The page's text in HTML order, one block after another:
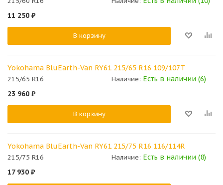
11 250 ₽
В корзину
Yokohama BluEarth-Van RY61 215/65 R16 109/107T
215/65 R16 Наличие: Есть в наличии (6)
23 960 ₽
В корзину
Yokohama BluEarth-Van RY61 215/75 R16 116/114R
215/75 R16 Наличие: Есть в наличии (8)
17 930 ₽